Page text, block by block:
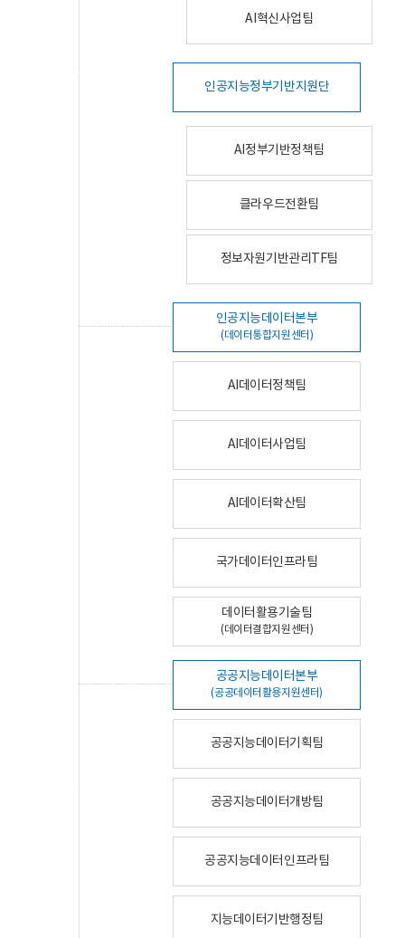
AI혁신사업팀
인공지능정부기반지원단
AI정부기반정책팀
클라우드전환팀
정보자원기반관리TF팀
인공지능데이터본부
(데이터통합지원센터)
AI데이터정책팀
AI데이터사업팀
AI데이터확산팀
국가데이터인프라팀
데이터활용기술팀
(데이터결합지원센터)
공공지능데이터본부
(공공데이터활용지원센터)
공공지능데이터기획팀
공공지능데이터개방팀
공공지능데이터인프라팀
지능데이터기반행정팀